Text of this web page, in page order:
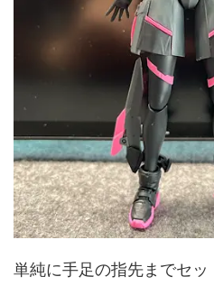
単純に手足の指先までセ